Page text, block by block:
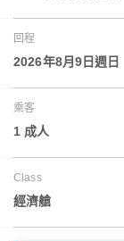
回程
2026年8月9日週日
乘客
1 成人
Class
經濟艙